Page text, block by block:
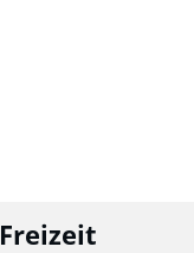
Freizeit